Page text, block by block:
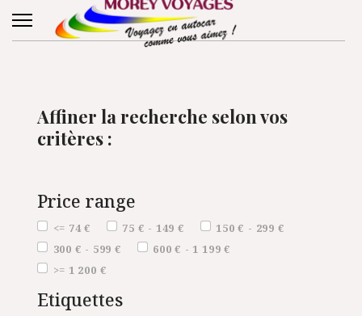
Affiner la recherche selon vos
critères :
Price range
Price range
<= 74 € 75 € - 149 €
150 € - 299 €
300 € - 599 €
600 € - 1 199 €
>= 1 200 €
Etiquettes